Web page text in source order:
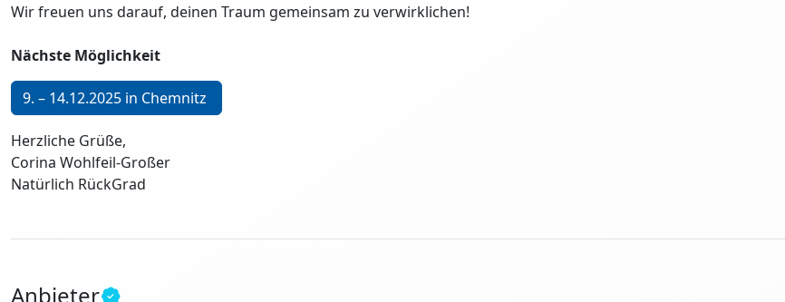
Wir freuen uns darauf, deinen Traum gemeinsam zu verwirklichen!
Nächste Möglichkeit
9. – 14.12.2025 in Chemnitz
Herzliche Grüße,
Corina Wohlfeil-Großer
Natürlich RückGrad
Anbieter